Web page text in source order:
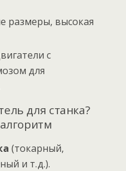
размеры, высокая
с
для
для станка?
(токарный,
и т. д.).